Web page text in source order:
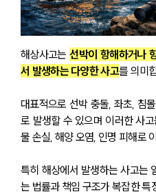
해상사고는 선박이 항해하거나
서 발생하는 다양한 사고를 의미
대표적으로 선박 충돌, 좌초, 침
로 발생할 수 있으며 이러한 사
물 손실, 해양 오염, 인명 피해로
특히 해상에서 발생하는 사고는
는 법률과 책임 구조가 복잡한 특